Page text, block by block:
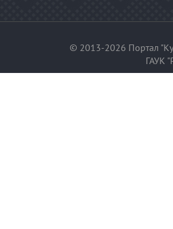
© 2013-2026 Портал
ГАУК